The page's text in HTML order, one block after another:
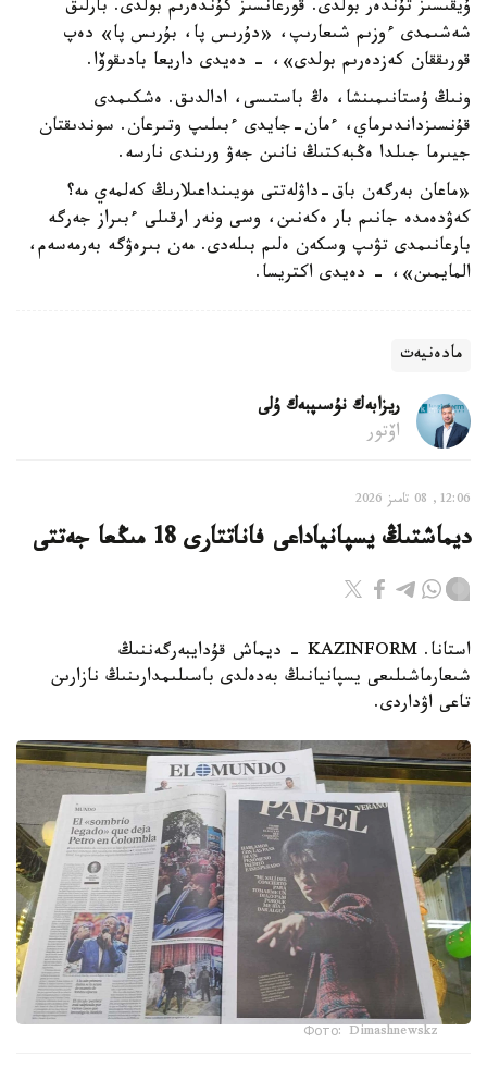
ۇيقىسىز تۇندەر بولدى. قورعانسىز كۇندەرىم بولدى. بارلىق
شەشىمدى ءوزىم شىعارىپ، «دۇرىس پا، بۇرىس پا» دەپ
قورىققان كەزدەرىم بولدى»، - دەيدى داريعا بادىقوۆا.
ونىڭ ۇستانىمىنشا، ەڭ باستىسى، ادالدىق. ەشكىمدى
قۇنسىزداندىرماي، ءمان-جايدى ءبىلىپ وتىرعان. سوندىقتان
جيىرما جىلدا ەڭبەكتىڭ نانىن جەۋ ورىندى نارسە.
«ماعان بەرگەن باق-داۋلەتتى مويىنداعىلارىڭ كەلمەي مە؟
كەۋدەمدە جانىم بار ەكەنىن، وسى ونەر ارقىلى ءبىراز جەرگە
بارعانىمدى تۋىپ وسكەن ەلىم بىلەدى. مەن بىرەۋگە بەرمەسەم،
المايمىن»، - دەيدى اكتريسا.
مادەنيەت
ريزابەك نۇسىپبەك ۇلى
اۆتور
12:06, 08 تامىز 2026
ديماشتىڭ يسپانياداعى فاناتتارى 18 مىڭعا جەتتى
استانا. KAZINFORM - ديماش قۇدايبەرگەننىڭ
شىعارماشىلىعى يسپانيانىڭ بەدەلدى باسىلىمدارىنىڭ نازارىن
تاعى اۋداردى.
Фото: Dimashnewskz